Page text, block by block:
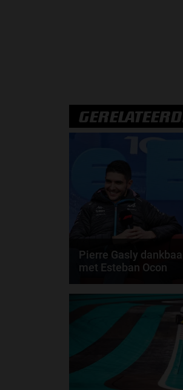
Pierre Gasly
met Esteban Ocon
Pierre Gasly en Esteban
een rommelig verleden. Zo